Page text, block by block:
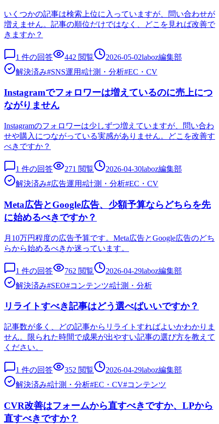
いくつかの記事は検索上位に入っていますが、問い合わせが
増えません。記事の順位だけではなく、どこを見れば改善で
きますか？
1 件の回答 442 閲覧 2026-05-02laboz編集部
解決済み#SNS運用#計測・分析#EC・CV
Instagramでフォロワーは増えているのに売上につ
ながりません
Instagramのフォロワーは少しずつ増えていますが、問い合わ
せや購入につながっている実感がありません。どこを改善す
べきですか？
1 件の回答 271 閲覧 2026-04-30laboz編集部
解決済み#広告運用#計測・分析#EC・CV
Meta広告とGoogle広告、少額予算ならどちらを先
に始めるべきですか？
月10万円程度の広告予算です。Meta広告とGoogle広告のどち
らから始めるべきか迷っています。
1 件の回答 762 閲覧 2026-04-29laboz編集部
解決済み#SEO#コンテンツ#計測・分析
リライトすべき記事はどう選べばいいですか？
記事数が多く、どの記事からリライトすればよいかわかりま
せん。限られた時間で成果が出やすい記事の選び方を教えて
ください。
1 件の回答 352 閲覧 2026-04-29laboz編集部
解決済み#計測・分析#EC・CV#コンテンツ
CVR改善はフォームから直すべきですか、LPから
直すべきですか？